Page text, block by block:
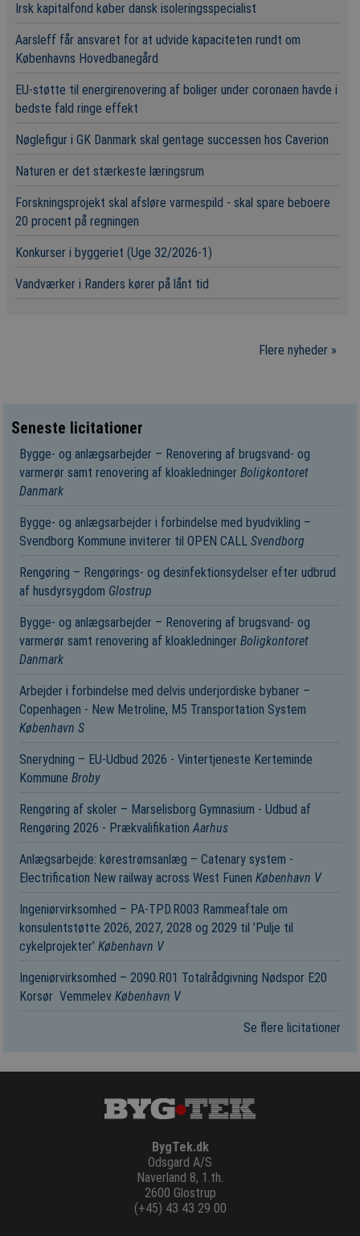
Irsk kapitalfond køber dansk isoleringsspecialist
Aarsleff får ansvaret for at udvide kapaciteten rundt om
Københavns Hovedbanegård
EU-støtte til energirenovering af boliger under coronaen havde i
bedste fald ringe effekt
Nøglefigur i GK Danmark skal gentage successen hos Caverion
Naturen er det stærkeste læringsrum
Forskningsprojekt skal afsløre varmespild - skal spare beboere
20 procent på regningen
Konkurser i byggeriet (Uge 32/2026-1)
Vandværker i Randers kører på lånt tid
Flere nyheder »
Seneste licitationer
Bygge- og anlægsarbejder – Renovering af brugsvand- og
varmerør samt renovering af kloakledningerBoligkontoret
Danmark
Bygge- og anlægsarbejder i forbindelse med byudvikling –
Svendborg Kommune inviterer til OPEN CALLSvendborg
Rengøring – Rengørings- og desinfektionsydelser efter udbrud
af husdyrsygdom Glostrup
Bygge- og anlægsarbejder – Renovering af brugsvand- og
varmerør samt renovering af kloakledningerBoligkontoret
Danmark
Arbejder i forbindelse med delvis underjordiske bybaner –
Copenhagen - New Metroline, M5 Transportation System
København S
Snerydning – EU-Udbud 2026 - Vintertjeneste Kerteminde
KommuneBroby
Rengøring af skoler – Marselisborg Gymnasium - Udbud af
Rengøring 2026 - PrækvalifikationAarhus
Anlægsarbejde: kørestrømsanlæg – Catenary system -
Electrification New railway across West FunenKøbenhavn V
Ingeniørvirksomhed – PA-TPD.R003 Rammeaftale om
konsulentstøtte 2026, 2027, 2028 og 2029 til ’Pulje til
cykelprojekter’København V
Ingeniørvirksomhed – 2090.R01 Totalrådgivning Nødspor E20
Korsør ­ VemmelevKøbenhavn V
Se flere licitationer
BygTek.dk
Odsgard A/S
Naverland 8, 1.th.
2600 Glostrup
(+45) 43 43 29 00